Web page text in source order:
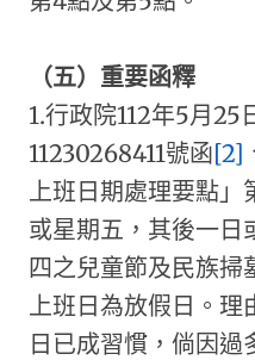
（五）重要函釋
1.行政院112年5月25
11230268411號函[2]
上班日期處理要點」
或星期五，其後一日
四之兒童節及民族掃
上班日為放假日。理
日已成習慣，倘因過